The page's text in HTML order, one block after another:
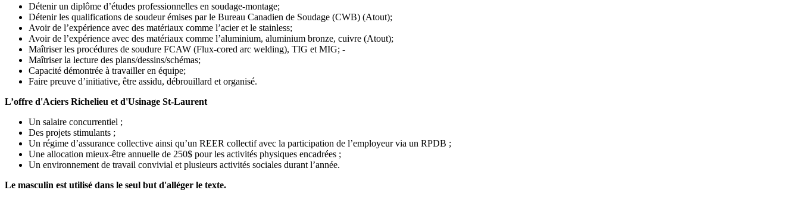
Détenir un diplôme d’études professionnelles en soudage-montage;
Détenir les qualifications de soudeur émises par le Bureau Canadien de Soudage (CWB) (Atout);
Avoir de l’expérience avec des matériaux comme l’acier et le stainless;
Avoir de l’expérience avec des matériaux comme l’aluminium, aluminium bronze, cuivre (Atout);
Maîtriser les procédures de soudure FCAW (Flux-cored arc welding), TIG et MIG; -
Maîtriser la lecture des plans/dessins/schémas;
Capacité démontrée à travailler en équipe;
Faire preuve d’initiative, être assidu, débrouillard et organisé.
L’offre d'Aciers Richelieu et d'Usinage St-Laurent
Un salaire concurrentiel ;
Des projets stimulants ;
Un régime d’assurance collective ainsi qu’un REER collectif avec la participation de l’employeur via un RPDB ;
Une allocation mieux-être annuelle de 250$ pour les activités physiques encadrées ;
Un environnement de travail convivial et plusieurs activités sociales durant l’année.
Le masculin est utilisé dans le seul but d'alléger le texte.